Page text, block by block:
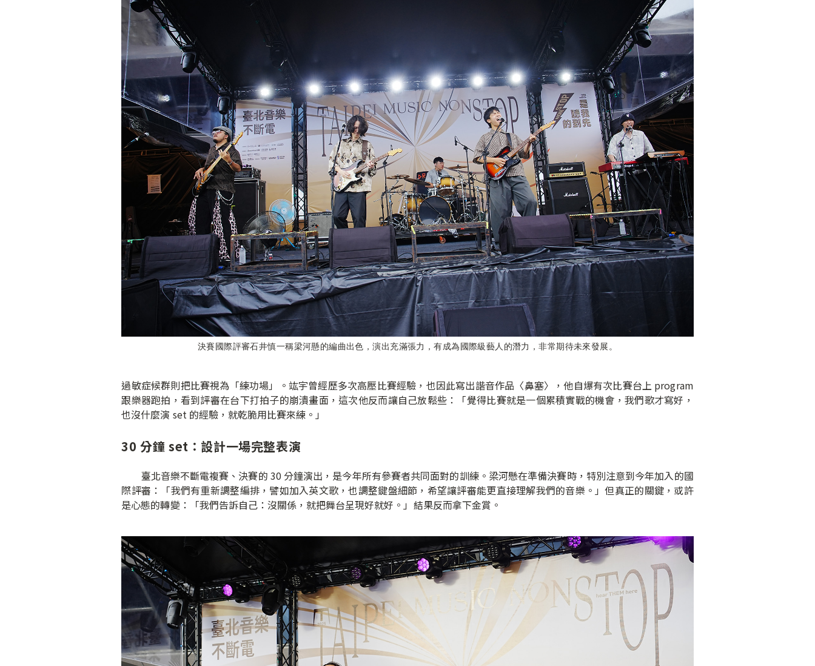
決賽國際評審石井慎一稱梁河懸的編曲出色，演出充滿張力，有成為國際級藝人的潛力，非常期待未來發展。
過敏症候群則把比賽視為「練功場」。竑宇曾經歷多次高壓比賽經驗，也因此寫出諧音作品〈鼻塞〉，他自爆有次比賽台上 program
跟樂器跑拍，看到評審在台下打拍子的崩潰畫面，這次他反而讓自己放鬆些：「覺得比賽就是一個累積實戰的機會，我們歌才寫好，
也沒什麼演 set 的經驗，就乾脆用比賽來練。」
30 分鐘 set：設計一場完整表演
臺北音樂不斷電複賽、決賽的 30 分鐘演出，是今年所有參賽者共同面對的訓練。梁河懸在準備決賽時，特別注意到今年加入的國
際評審：「我們有重新調整編排，譬如加入英文歌，也調整鍵盤細節，希望讓評審能更直接理解我們的音樂。」但真正的關鍵，或許
是心態的轉變：「我們告訴自己：沒關係，就把舞台呈現好就好。」結果反而拿下金賞。